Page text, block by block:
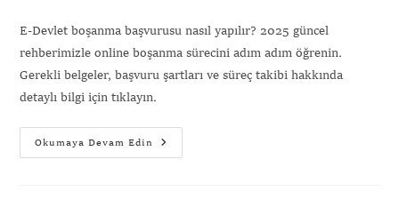
E-Devlet boşanma başvurusu nasıl yapılır? 2025 güncel
rehberimizle online boşanma sürecini adım adım öğrenin.
Gerekli belgeler, başvuru şartları ve süreç takibi hakkında
detaylı bilgi için tıklayın.
Okumaya Devam Edin